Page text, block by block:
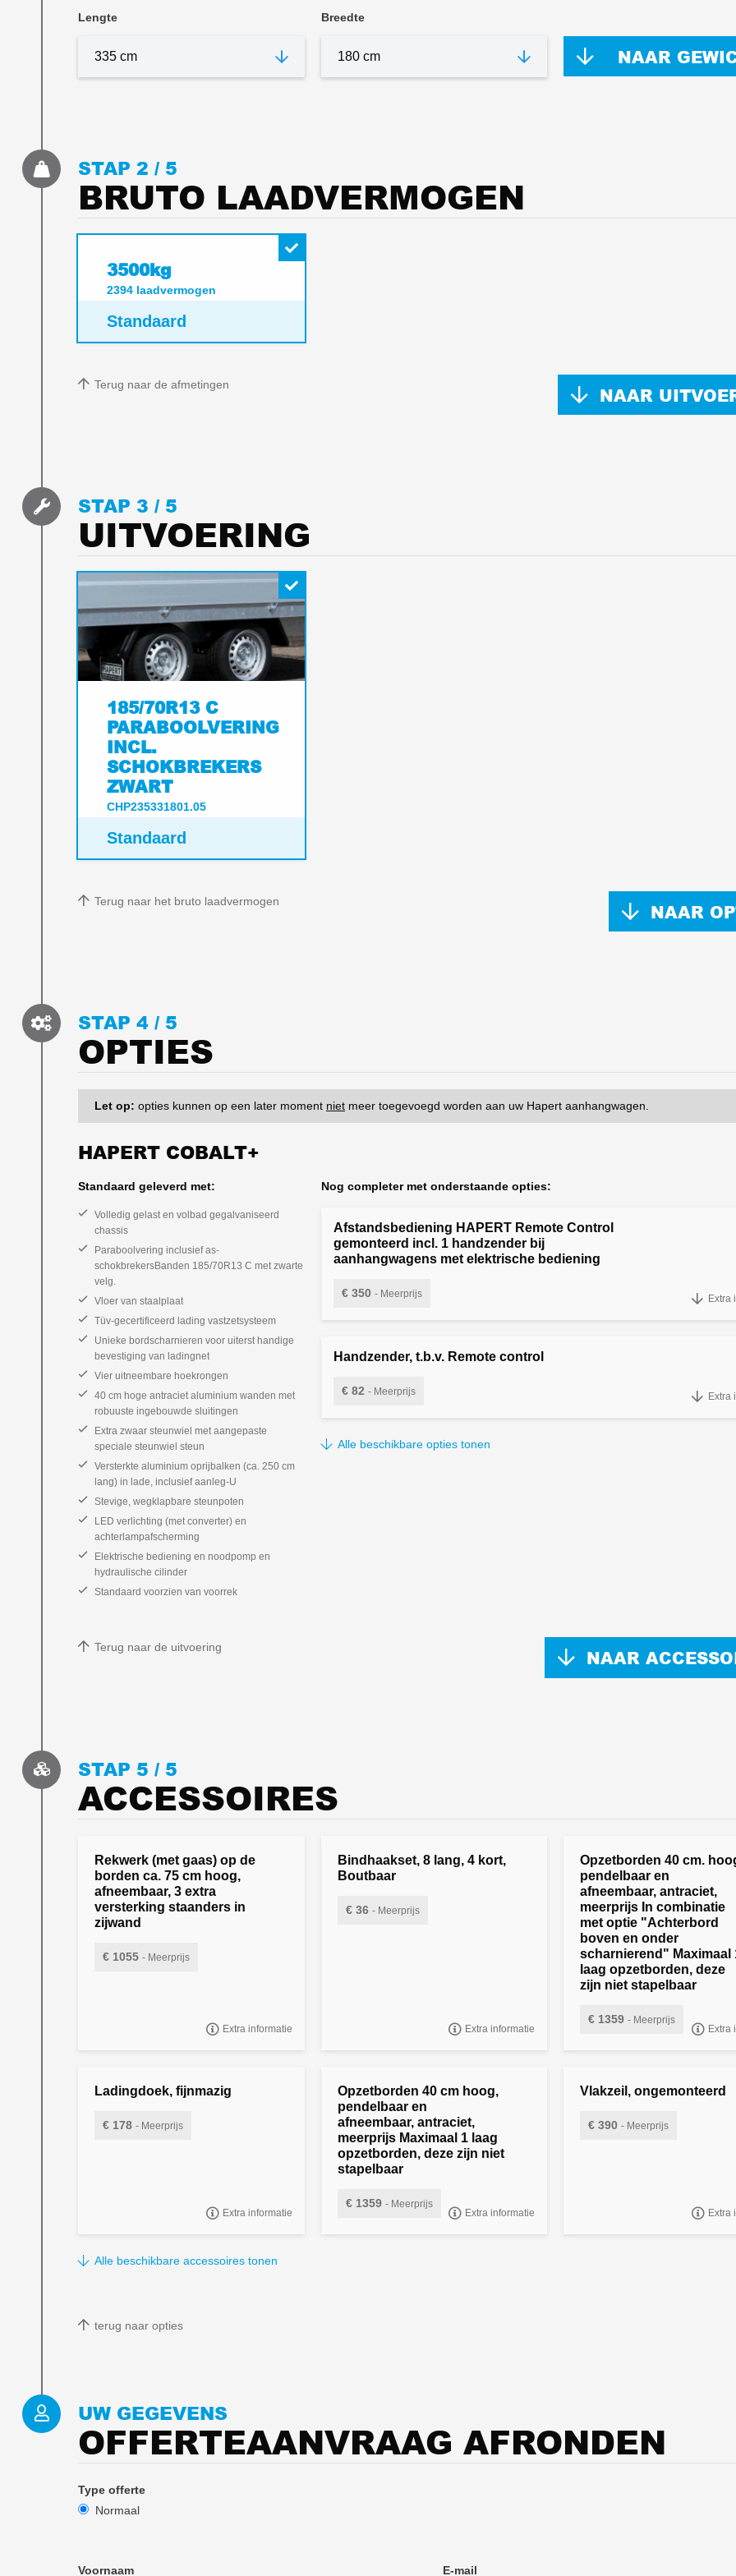
Bekijk 1 detailfoto’s
Lengte Breedte
NAAR
BRUTO LAADVERMOGEN
STAP 2 / 5
3500kg
2394 laadvermogen
Standaard
Terug naar de afmetingen
NAAR
UITVOERING
STAP 3 / 5
185/70R13 C
PARABOOLVERING
INCL.
SCHOKBREKERS
ZWART
CHP235331801.05
Standaard
Terug naar het bruto laadvermogen
NAAR
OPTIES
STAP 4 / 5
Let op: opties kunnen op een later moment niet meer toegevoegd worden aan uw Hapert aanhangwagen.
HAPERT COBALT+
Standaard geleverd met:
Volledig gelast en volbad gegalvaniseerd
chassis
Paraboolvering inclusief as-
schokbrekersBanden 185/70R13 C met zwarte
velg.
Vloer van staalplaat
Tüv-gecertificeerd lading vastzetsysteem
Unieke bordscharnieren voor uiterst handige
bevestiging van ladingnet
Vier uitneembare hoekrongen
40 cm hoge antraciet aluminium wanden met
robuuste ingebouwde sluitingen
Extra zwaar steunwiel met aangepaste
speciale steunwiel steun
Versterkte aluminium oprijbalken (ca. 250 cm
lang) in lade, inclusief aanleg-U
Stevige, wegklapbare steunpoten
LED verlichting (met converter) en
achterlampafscherming
Elektrische bediening en noodpomp en
hydraulische cilinder
Standaard voorzien van voorrek
Nog completer met onderstaande opties:
Afstandsbediening HAPERT Remote Control
gemonteerd incl. 1 handzender bij
aanhangwagens met elektrische bediening
€ 350 - Meerprijs
Extra
Handzender, t.b.v. Remote control
€ 82 - Meerprijs
Extra
Alle beschikbare opties tonen
Terug naar de uitvoering
NAAR
ACCESSOIRES
STAP 5 / 5
Rekwerk (met gaas) op de
borden ca. 75 cm hoog,
afneembaar, 3 extra
versterking staanders in
zijwand
€ 1055 - Meerprijs
Extra informatie
Bindhaakset, 8 lang, 4 kort,
Boutbaar
€ 36 - Meerprijs
Extra informatie
Opzetborden 40 cm.
pendelbaar en
afneembaar, antraciet,
meerprijs In combinatie
met optie "Achterbord
boven en onder
scharnierend" Maximaal
laag opzetborden, deze
zijn niet stapelbaar
€ 1359- Meerprijs
Extra
Ladingdoek, fijnmazig
€ 178 - Meerprijs
Extra informatie
Opzetborden 40 cm hoog,
pendelbaar en
afneembaar, antraciet,
meerprijs Maximaal 1 laag
opzetborden, deze zijn niet
stapelbaar
€ 1359 - Meerprijs
Extra informatie
Vlakzeil, ongemonteerd
€ 390- Meerprijs
Extra
Alle beschikbare accessoires tonen
terug naar opties
OFFERTEAANVRAAG AFRONDEN
UW GEGEVENS
Type offerte
Normaal
Voornaam E-mail